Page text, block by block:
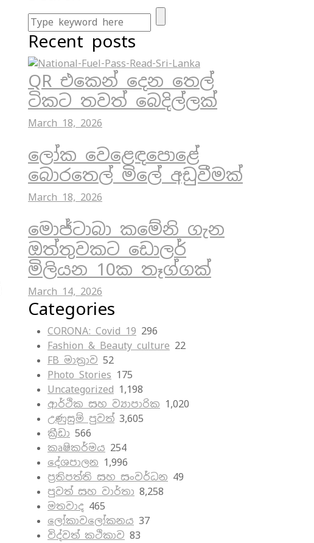
Recent posts
QR එකෙන් දෙන තෙල්
ටිකට තවත් බෙදිල්ලක්
March 18, 2026
ලෝක වෙළෙඳපොළේ
බොරතෙල් මිලේ අඩුවීමක්
March 18, 2026
මොජ්ටාබා කමේනි ගැන
ඔත්තුවකට ඩොලර්
මිලියන 10ක තෑග්ගක්
March 14, 2026
Categories
CORONA: Covid 19 296
Fashion & Beauty culture 22
FB මාත්‍රාව 52
Photo Stories 175
Uncategorized 1,198
ආර්ථික සහ ව්‍යාපාරික 1,020
උණුසුම් පුවත් 3,605
ක්‍රීඩා 566
කෘෂිකර්මය 254
දේශපාලන 1,996
ප්‍රතිපත්ති සහ සංවර්ධන 49
පුවත් සහ වාර්තා 8,258
මතවාද 465
ලෝකාවලෝකනය 37
විද්වත් කථිකාව 83